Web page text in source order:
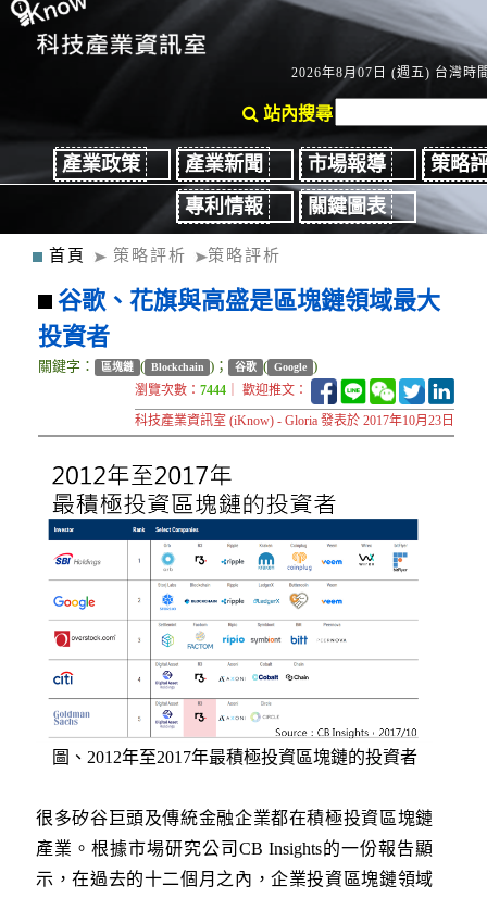
2026年8月07日 (週五) 台灣時
站內搜尋
產業政策 產業新聞 市場報導
策略
專利情報
關鍵圖表
首頁 策略評析 策略評析
谷歌、花旗與高盛是區塊鏈領域最大
投資者
關鍵字： 區塊鏈 ( Blockchain )； 谷歌 ( Google )
瀏覽次數：7444 ｜ 歡迎推文：
科技產業資訊室 (iKnow) - Gloria 發表於 2017年10月23日
圖、2012年至2017年最積極投資區塊鏈的投資者
很多矽谷巨頭及傳統金融企業都在積極投資區塊鏈
產業。根據市場研究公司CB Insights的一份報告顯
示，在過去的十二個月之內，企業投資區塊鏈領域